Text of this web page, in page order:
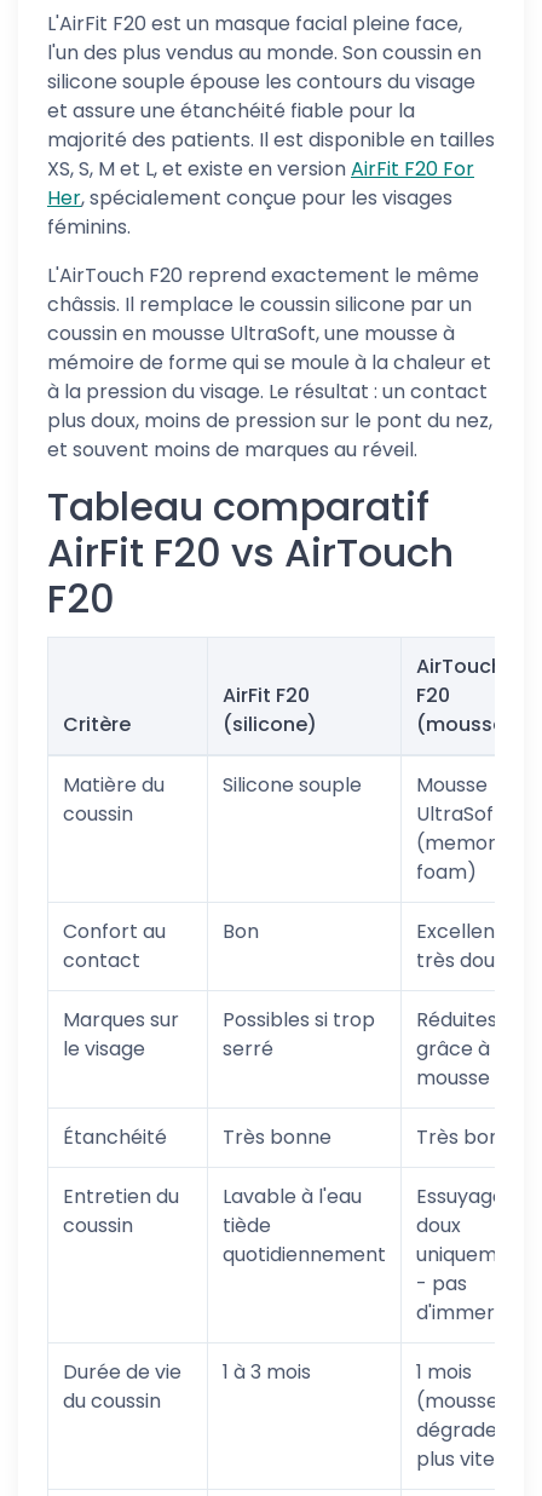
L'AirFit F20 est un masque facial pleine face,
l'un des plus vendus au monde. Son coussin en
silicone souple épouse les contours du visage
et assure une étanchéité fiable pour la
majorité des patients. Il est disponible en tailles
XS, S, M et L, et existe en versionAirFit F20 For
Her, spécialement conçue pour les visages
féminins.
L'AirTouch F20 reprend exactement le même
châssis. Il remplace le coussin silicone par un
coussin en mousse UltraSoft, une mousse à
mémoire de forme qui se moule à la chaleur et
à la pression du visage. Le résultat : un contact
plus doux, moins de pression sur le pont du nez,
et souvent moins de marques au réveil.
Tableau comparatif
AirFit F20 vs AirTouch
F20
Critère
AirFit F20
(silicone)
AirTouch
F20
(mousse)
Matière du
coussin
Silicone souple
Mousse
UltraSoft
(memory
foam)
Confort au
contact
Bon
Excellent -
très doux
Marques sur
le visage
Possibles si trop
serré
Réduites
grâce à la
mousse
Étanchéité Très bonne Très bonne
Entretien du
coussin
Lavable à l'eau
tiède
quotidiennement
Essuyage
doux
uniquement
- pas
d'immersion
Durée de vie
du coussin
1 à 3 mois
1 mois
(mousse se
dégrade
plus vite)